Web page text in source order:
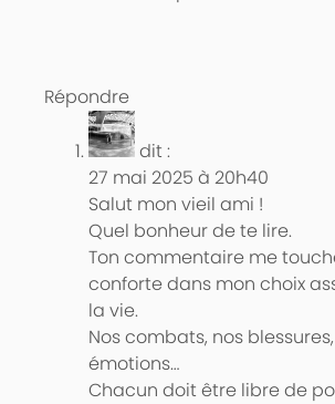
Répondre
dit :
27 mai 2025 à 20h40
Salut mon vieil ami !
Quel bonheur de te lire.
Ton commentaire me
conforte dans mon choix
la vie.
Nos combats, nos
émotions…
Chacun doit être libre de